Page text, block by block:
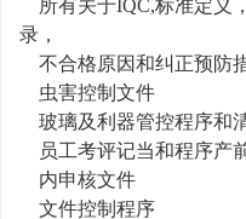
所有关于IQC,标准定义
录，
不合格原因和纠正预防
虫害控制文件
玻璃及利器管控程序和
员工考评记当和程序产
内申核文件
文件控制程序